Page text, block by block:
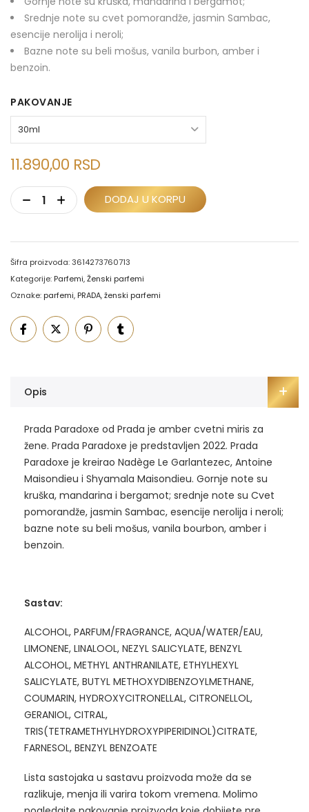
Srednje note su cvet pomorandže, jasmin Sambac,
esencije nerolija i neroli;
Bazne note su beli mošus, vanila burbon, amber i
benzoin.
PAKOVANJE
11.890,00 RSD
DODAJ U KORPU
Šifra proizvoda:3614273760713
Kategorije: Parfemi,Ženski parfemi
Oznake: parfemi, PRADA,ženski parfemi
Opis
Prada Paradoxe od Prada je amber cvetni miris za
žene. Prada Paradoxe je predstavljen 2022. Prada
Paradoxe je kreirao Nadège Le Garlantezec, Antoine
Maisondieu i Shyamala Maisondieu. Gornje note su
kruška, mandarina i bergamot; srednje note su Cvet
pomorandže, jasmin Sambac, esencije nerolija i neroli;
bazne note su beli mošus, vanila bourbon, amber i
benzoin.
Sastav:
ALCOHOL, PARFUM/FRAGRANCE, AQUA/WATER/EAU,
LIMONENE, LINALOOL, NEZYL SALICYLATE, BENZYL
ALCOHOL, METHYL ANTHRANILATE, ETHYLHEXYL
SALICYLATE, BUTYL METHOXYDIBENZOYLMETHANE,
COUMARIN, HYDROXYCITRONELLAL, CITRONELLOL,
GERANIOL, CITRAL,
TRIS(TETRAMETHYLHYDROXYPIPERIDINOL)CITRATE,
FARNESOL, BENZYL BENZOATE
Lista sastojaka u sastavu proizvoda može da se
razlikuje, menja ili varira tokom vremena. Molimo